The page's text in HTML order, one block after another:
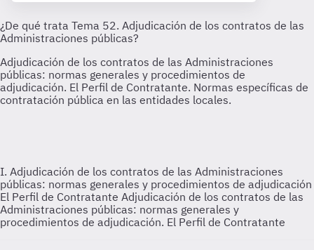
I. Adjudicación de los contratos de las Administraciones
públicas: normas generales y procedimientos de adjudicación
El Perfil de Contratante Adjudicación de los contratos de las
Administraciones públicas: normas generales y
procedimientos de adjudicación. El Perfil de Contratante